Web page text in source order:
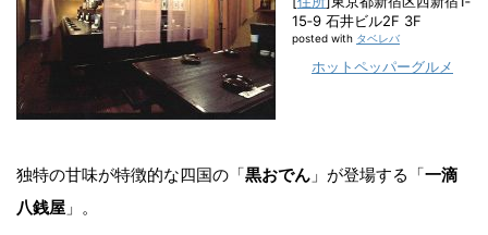
15‐9 石井ビル2F 3F
posted with タベレバ
ホットペッパーグルメ
独特の甘味が特徴的な四国の「黒おでん 」が登場する「一滴
八銭屋 」。